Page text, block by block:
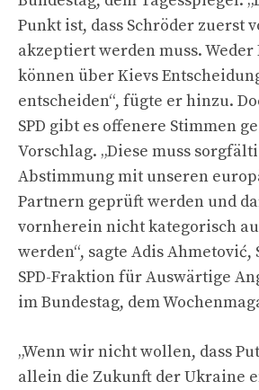
Punkt ist, dass Schröder zuerst
akzeptiert werden muss.
können über Kievs
entscheiden“, fügte er hinzu.
SPD gibt es offenere Stimmen
Vorschlag. „Diese muss
Abstimmung mit unseren
Partnern geprüft werden und
vornherein nicht kategorisch
werden“, sagte Adis Ahmetović,
SPD-Fraktion für Auswärtige
im Bundestag, dem
„Wenn wir nicht wollen, dass
allein die Zukunft der Ukraine